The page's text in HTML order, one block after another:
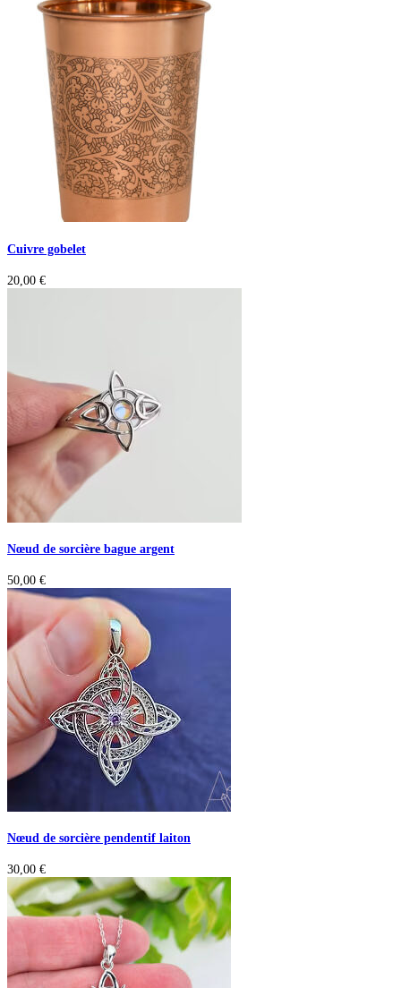
Cuivre gobelet
20,00 €
Nœud de sorcière bague argent
50,00 €
Nœud de sorcière pendentif laiton
30,00 €